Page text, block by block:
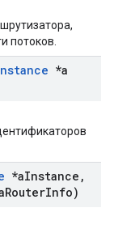
потоков.
*a
*aInstance ,
RouterInfo)